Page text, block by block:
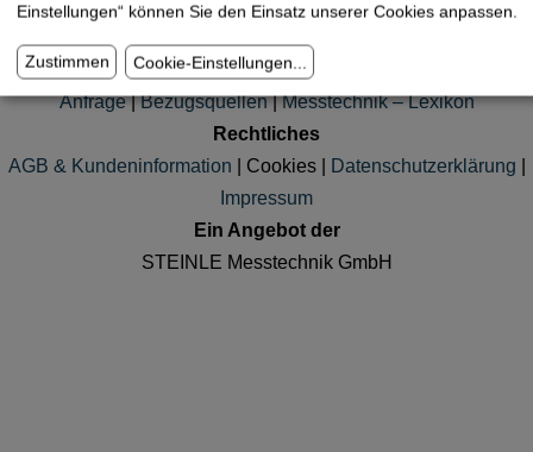
Kundenservice
Anfrage|Bezugsquellen|Messtechnik – Lexikon
Rechtliches
AGB & Kundeninformation
Cookies| Datenschutzerklärung
Impressum
Ein Angebot der
STEINLE Messtechnik GmbH
Einstellungen“ können Sie den Einsatz unserer Cookies anpassen.
Zustimmen Cookie-Einstellungen